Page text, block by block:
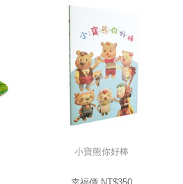
小寶熊你好棒